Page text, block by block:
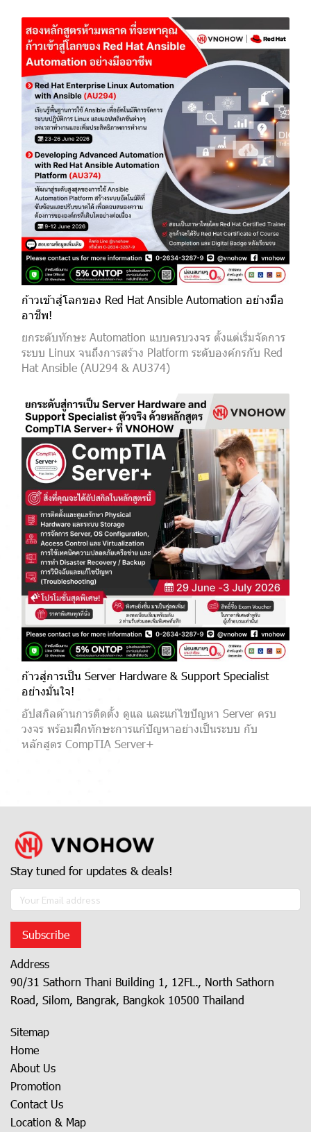
ก้าวเข้าสู่โลกของ Red Hat Ansible Automation อย่างมือ
อาชีพ!
ยกระดับทักษะ Automation แบบครบวงจร ตั้งแต่เริ่มจัดการ
ระบบ Linux จนถึงการสร้าง Platform ระดับองค์กรกับ Red
Hat Ansible (AU294 & AU374)
ก้าวสู่การเป็น Server Hardware & Support Specialist
อย่างมั่นใจ!
อัปสกิลด้านการติดตั้ง ดูแล และแก้ไขปัญหา Server ครบ
วงจร พร้อมฝึกทักษะการแก้ปัญหาอย่างเป็นระบบ กับ
หลักสูตร CompTIA Server+
Stay tuned for updates & deals!
Subscribe
Address
90/31 Sathorn Thani Building 1, 12FL., North Sathorn
Road, Silom, Bangrak, Bangkok 10500 Thailand
Sitemap
Home
About Us
Promotion
Contact Us
Location & Map